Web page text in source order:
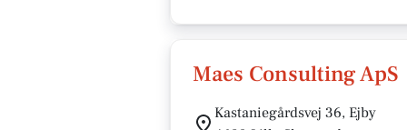
Maes Consulting ApS
Kastaniegårdsvej 36, Ejby